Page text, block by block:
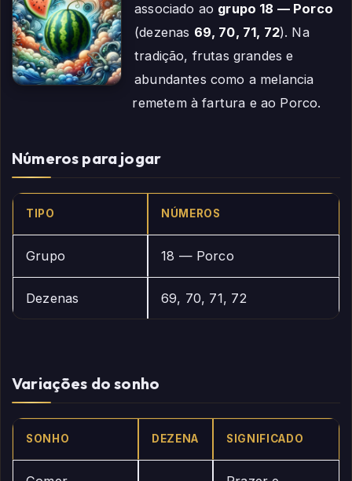
associado ao grupo 18 — Porco
(dezenas 69, 70, 71, 72). Na
tradição, frutas grandes e
abundantes como a melancia
remetem à fartura e ao Porco.
Números para jogar
TIPO NÚMEROS
Grupo 18 — Porco
Dezenas 69, 70, 71, 72
Variações do sonho
SONHO DEZENA SIGNIFICADO